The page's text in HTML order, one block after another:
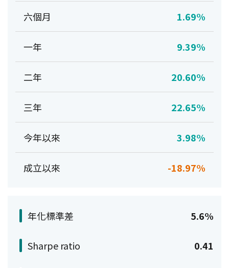
六個月 1.69%
一年 9.39%
二年 20.60%
三年 22.65%
今年以來 3.98%
成立以來 -18.97%
年化標準差 5.6%
Sharpe ratio 0.41